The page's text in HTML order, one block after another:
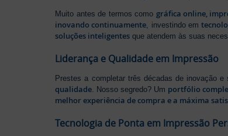
Muito antes de termos como gráfica online,
inovando continuamente, investindo em
soluções inteligentes que atendem às suas
Liderança e Qualidade em Impressão
Prestes a completar três décadas de inovação
qualidade . Nosso segredo? Um portfólio
melhor experiência de compra e a máxima
Tecnologia de Ponta em Impressão